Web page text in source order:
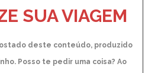
SUA VIAGEM
deste conteúdo, produzido
Posso te pedir uma coisa? Ao